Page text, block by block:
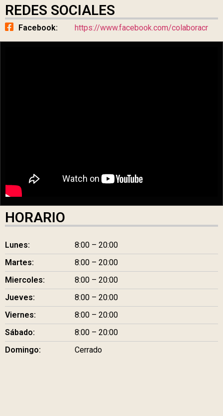
REDES SOCIALES
Facebook: https://www.facebook.com/colaboracr
HORARIO
Lunes:
8:00 – 20:00
Martes:
8:00 – 20:00
Miercoles:
8:00 – 20:00
Jueves:
8:00 – 20:00
Viernes:
8:00 – 20:00
Sábado:
8:00 – 20:00
Domingo:
Cerrado